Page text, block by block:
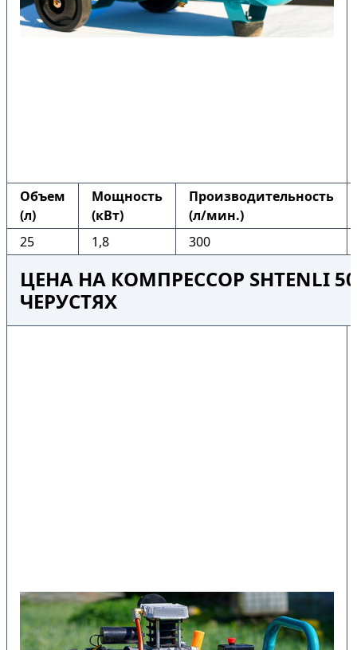
Объем
(л)
Мощность
(кВт)
Производительность
(л/мин.)
25
1,8 300
ЦЕНА НА КОМПРЕССОР SHTENLI 50
ЧЕРУСТЯХ